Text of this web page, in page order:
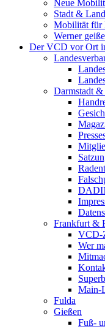
Neue
Stadt & Land
Mobilität für
Werner
Der VCD vor Ort
Darmstadt
Frankfurt &
VCD-
Wer
Main-
Fulda
Gießen
Fuß-